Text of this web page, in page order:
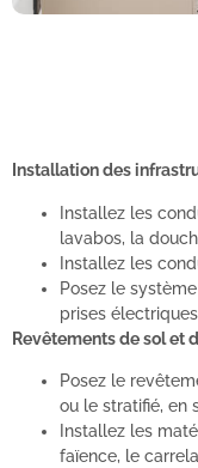
Installation des
Installez les
lavabos, la
Installez les
Posez le
prises
Revêtements de sol et
Posez le
ou le stratifié, en
Installez les
faïence, le